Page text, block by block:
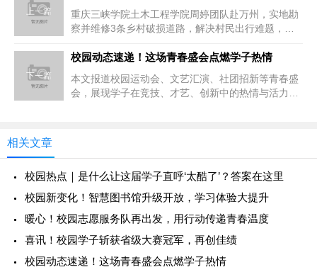
上一篇
重庆三峡学院土木工程学院周婷团队赴万州，实地勘
察并维修3条乡村破损道路，解决村民出行难题，保
下一篇
校园动态速递！这场青春盛会点燃学子热情
本文报道校园运动会、文艺汇演、社团招新等青春盛
会，展现学子在竞技、才艺、创新中的热情与活力，
相关文章
校园热点｜是什么让这届学子直呼‘太酷了’？答案在这里
校园新变化！智慧图书馆升级开放，学习体验大提升
暖心！校园志愿服务队再出发，用行动传递青春温度
喜讯！校园学子斩获省级大赛冠军，再创佳绩
校园动态速递！这场青春盛会点燃学子热情